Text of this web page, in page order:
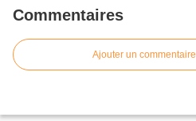
Commentaires
Ajouter un commentaire